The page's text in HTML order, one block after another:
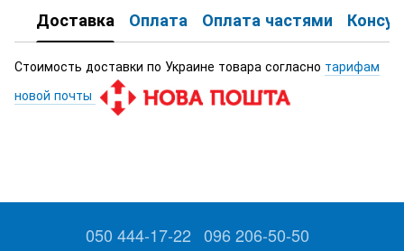
Доставка Оплата Оплата частями
Стоимость доставки по Украине товара согласно тарифам
новой почты
050 444-17-22 096 206-50-50